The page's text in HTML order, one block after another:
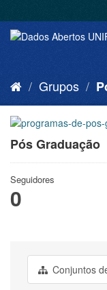
Grupos
Pós Graduação
Seguidores
0
Conjuntos